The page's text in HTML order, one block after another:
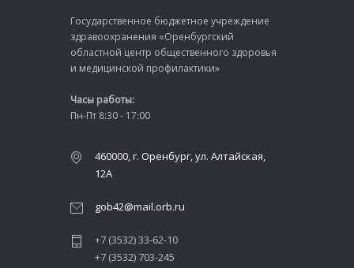
Государственное бюджетное учреждение
здравоохранения «Оренбургский
областной центр общественного здоровья
и медицинской профилактики»
Часы работы:
Пн-Пт 8:30 - 17:00
460000, г. Оренбург, ул. Алтайская,
12А
gob42@mail.orb.ru
+7 (3532) 33-62-10
+7 (3532) 703-245